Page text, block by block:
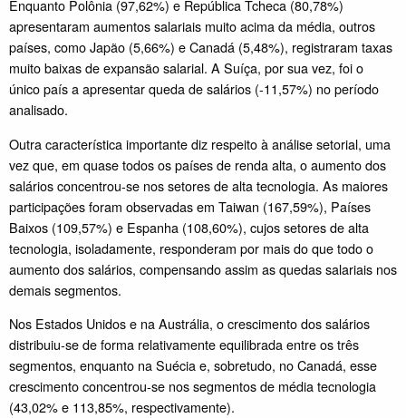
Enquanto Polônia (97,62%) e República Tcheca (80,78%)
apresentaram aumentos salariais muito acima da média, outros
países, como Japão (5,66%) e Canadá (5,48%), registraram taxas
muito baixas de expansão salarial. A Suíça, por sua vez, foi o
único país a apresentar queda de salários (-11,57%) no período
analisado.
Outra característica importante diz respeito à análise setorial, uma
vez que, em quase todos os países de renda alta, o aumento dos
salários concentrou-se nos setores de alta tecnologia. As maiores
participações foram observadas em Taiwan (167,59%), Países
Baixos (109,57%) e Espanha (108,60%), cujos setores de alta
tecnologia, isoladamente, responderam por mais do que todo o
aumento dos salários, compensando assim as quedas salariais nos
demais segmentos.
Nos Estados Unidos e na Austrália, o crescimento dos salários
distribuiu-se de forma relativamente equilibrada entre os três
segmentos, enquanto na Suécia e, sobretudo, no Canadá, esse
crescimento concentrou-se nos segmentos de média tecnologia
(43,02% e 113,85%, respectivamente).